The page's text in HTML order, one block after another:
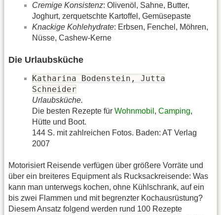
Cremige Konsistenz: Olivenöl, Sahne, Butter,
Joghurt, zerquetschte Kartoffel, Gemüsepaste
Knackige Kohlehydrate: Erbsen, Fenchel, Möhren,
Nüsse, Cashew-Kerne
Die Urlaubsküche
Katharina Bodenstein, Jutta
Schneider
Urlaubsküche.
Die besten Rezepte für Wohnmobil , Camping,
Hütte und Boot.
144 S. mit zahlreichen Fotos. Baden: AT Verlag
2007
Motorisiert Reisende verfügen über größere Vorräte und
über ein breiteres Equipment als Rucksackreisende: Was
kann man unterwegs kochen, ohne Kühlschrank, auf ein
bis zwei Flammen und mit begrenzter Kochausrüstung?
Diesem Ansatz folgend werden rund 100 Rezepte